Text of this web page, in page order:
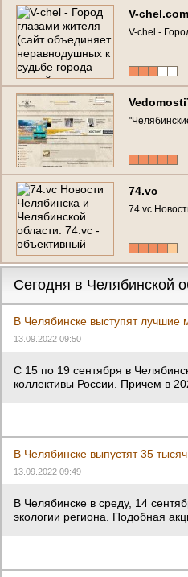
V-chel.com
V-chel -
74.vc
74.vc
Сегодня в Челябинской
В Челябинске выступят лучшие
13.09.2022 09:50
С 15 по 19 сентября в
коллективы России. Причем в
В Челябинске выпустят 35
13.09.2022 09:49
В Челябинске в среду, 14
экологии региона. Подобная